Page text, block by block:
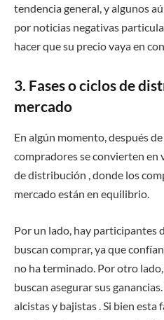
tendencia general, y algunos
por noticias negativas
hacer que su precio vaya en
3. Fases o ciclos de
mercado
En algún momento, después
compradores se convierten en
de distribución , donde los
mercado están en equilibrio.
Por un lado, hay participantes
buscan comprar, ya que
no ha terminado. Por otro
buscan asegurar sus
alcistas y bajistas . Si bien esta